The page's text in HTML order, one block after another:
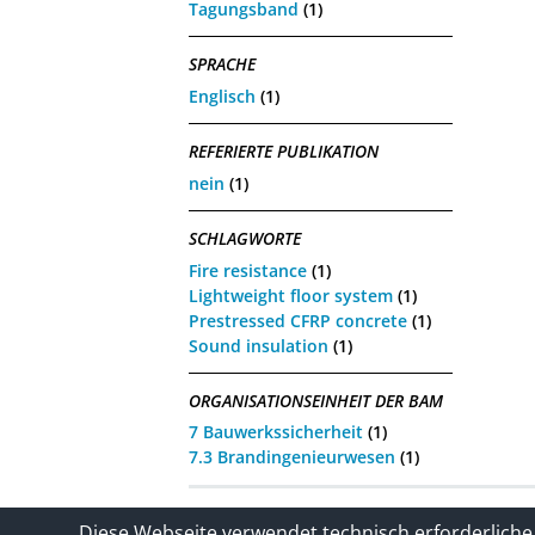
Tagungsband (1)
SPRACHE
Englisch (1)
REFERIERTE PUBLIKATION
nein (1)
SCHLAGWORTE
Fire resistance (1)
Lightweight floor system (1)
Prestressed CFRP concrete (1)
Sound insulation (1)
ORGANISATIONSEINHEIT DER BAM
7 Bauwerkssicherheit (1)
7.3 Brandingenieurwesen (1)